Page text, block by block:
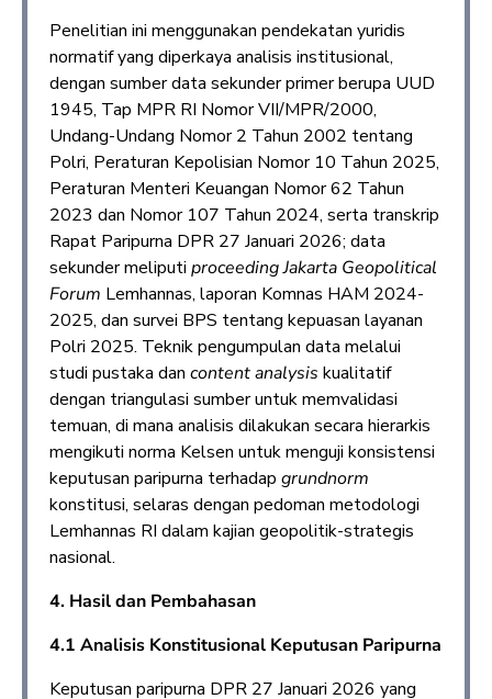
Penelitian ini menggunakan pendekatan yuridis
normatif yang diperkaya analisis institusional,
dengan sumber data sekunder primer berupa UUD
1945, Tap MPR RI Nomor VII/MPR/2000,
Undang-Undang Nomor 2 Tahun 2002 tentang
Polri, Peraturan Kepolisian Nomor 10 Tahun 2025,
Peraturan Menteri Keuangan Nomor 62 Tahun
2023 dan Nomor 107 Tahun 2024, serta transkrip
Rapat Paripurna DPR 27 Januari 2026; data
sekunder meliputi proceedingJakarta Geopolitical
Forum Lemhannas, laporan Komnas HAM 2024-
2025, dan survei BPS tentang kepuasan layanan
Polri 2025. Teknik pengumpulan data melalui
studi pustaka dan content analysis kualitatif
dengan triangulasi sumber untuk memvalidasi
temuan, di mana analisis dilakukan secara hierarkis
mengikuti norma Kelsen untuk menguji konsistensi
keputusan paripurna terhadap grundnorm
konstitusi, selaras dengan pedoman metodologi
Lemhannas RI dalam kajian geopolitik-strategis
nasional.
4. Hasil dan Pembahasan
4.1 Analisis Konstitusional Keputusan Paripurna
Keputusan paripurna DPR 27 Januari 2026 yang